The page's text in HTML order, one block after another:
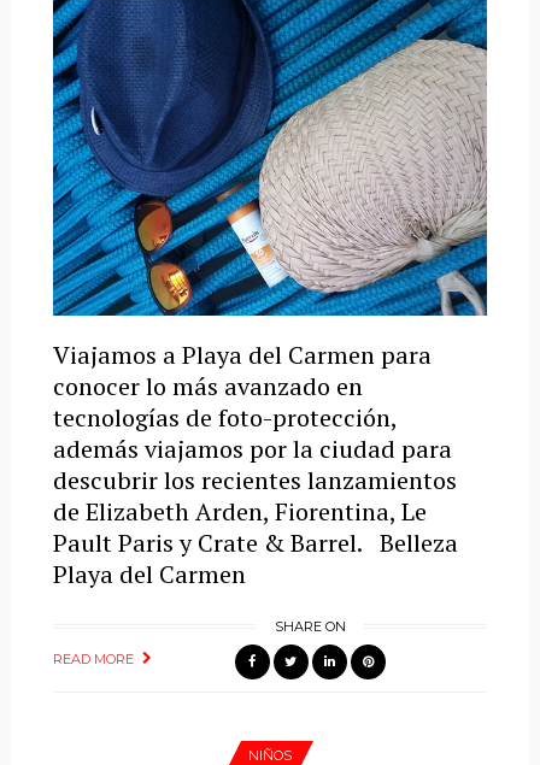
Viajamos a Playa del Carmen para
conocer lo más avanzado en
tecnologías de foto-protección,
además viajamos por la ciudad para
descubrir los recientes lanzamientos
de Elizabeth Arden, Fiorentina, Le
Pault Paris y Crate & Barrel. Belleza
Playa del Carmen
READ MORE
SHARE ON
NIÑOS